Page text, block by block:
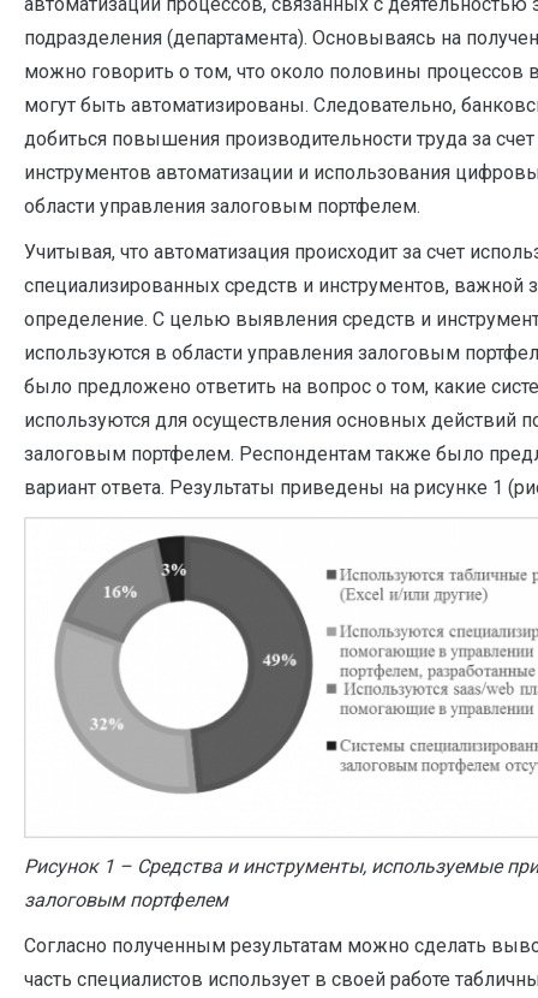
подразделения (департамента). Основываясь на
можно говорить о том, что около половины процессов
могут быть автоматизированы. Следовательно,
добиться повышения производительности труда за
инструментов автоматизации и использования
области управления залоговым портфелем.
Учитывая, что автоматизация происходит за счет
специализированных средств и инструментов, важной
определение. С целью выявления средств и
используются в области управления залоговым
было предложено ответить на вопрос о том, какие
используются для осуществления основных действий
залоговым портфелем. Респондентам также было
вариант ответа. Результаты приведены на рисунке 1
Рисунок 1 – Средства и инструменты, используемые
залоговым портфелем
Согласно полученным результатам можно сделать
часть специалистов использует в своей работе